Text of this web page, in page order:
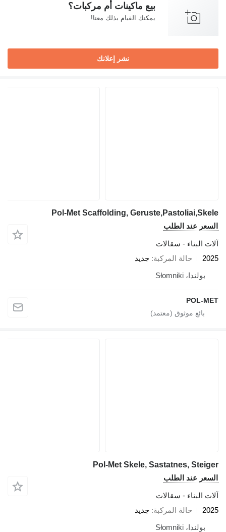
بيع ماكينات أم مركبات؟
يمكنك القيام بذلك معنا!
نشر إعلانك
Pol-Met Scaffolding, Geruste,Pastoliai,Skele
السعر عند الطلب
آلات البناء - سقالات
2025
حالة المركبة جديد
بولندا، Słomniki
POL-MET
Pol-Met Skele, Sastatnes, Steiger
السعر عند الطلب
آلات البناء - سقالات
2025
حالة المركبة جديد
بولندا، Słomniki